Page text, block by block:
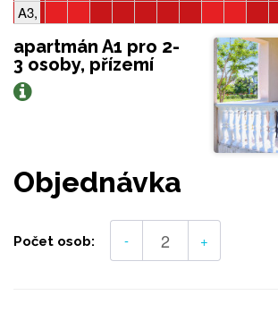
A3, 6-8 osob, 3 ložnice
apartmán A1 pro 2-
3 osoby, přízemí
Objednávka
Počet osob: - +